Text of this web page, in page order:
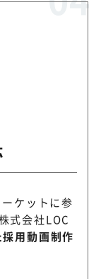
ケットに参
式会社LOC
用動画制作